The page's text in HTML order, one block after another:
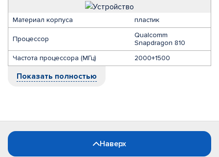
Материал корпуса пластик
Процессор
Qualcomm
Snapdragon 810
Частота процессора (МГц)
2000+1500
Показать полностью
Наверх